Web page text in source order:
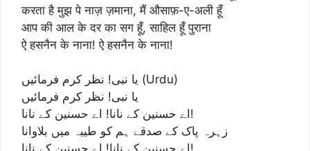
करता है मुझ पे नाज़ ज़माना, मैं औसाफ़-ए-अली हूँ
आप की आल के दर का सग हूँ, साहिल हूँ पुराना
ऐ हसनैन के नाना! ऐ हसनैन के नाना!
یا نبی! نظر کرم فرمائیں (Urdu)
یا نبی! نظر کرم فرمائیں
اے حسنین کے نانا! اے حسنین کے نانا!
زہرہ پاک کے صدقے ہم کو طیبہ میں بلاوانا
اے حسنین کے نانا! اے حسنین کے نانا!